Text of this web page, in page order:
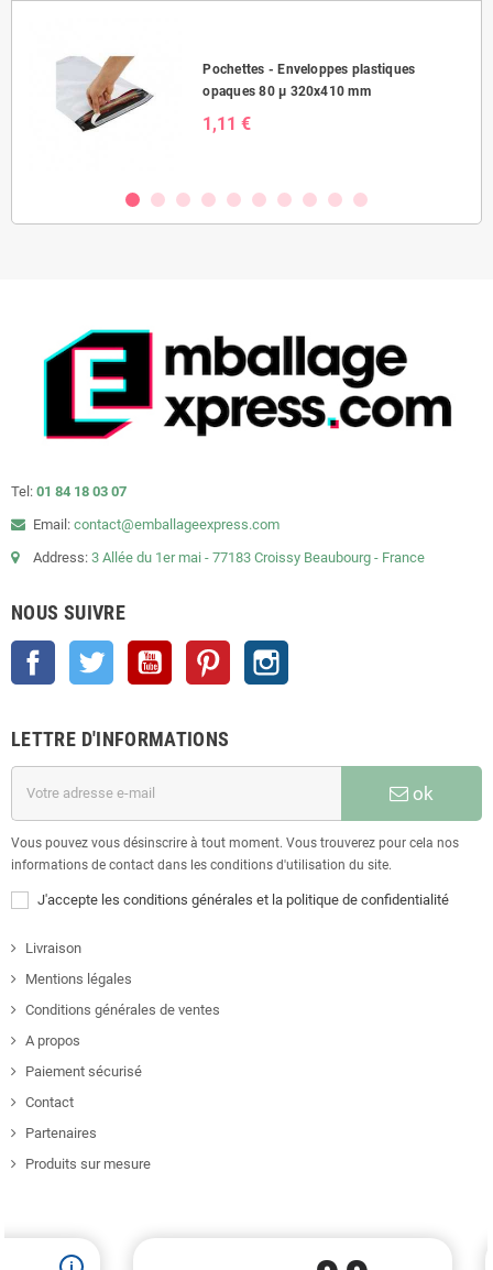
Pochettes - Enveloppes plastiques
opaques 80 µ 320x410 mm
1,11 €
Tel: 01 84 18 03 07
Email: contact@emballageexpress.com
Address: 3 Allée du 1er mai - 77183 Croissy Beaubourg - France
NOUS SUIVRE
Facebook Twitter YouTube Pinterest
LETTRE D'INFORMATIONS
ok
Vous pouvez vous désinscrire à tout moment. Vous trouverez pour cela nos
informations de contact dans les conditions d'utilisation du site.
J'accepte les conditions générales et la politique de confidentialité
Livraison
Mentions légales
Conditions générales de ventes
A propos
Paiement sécurisé
Contact
Partenaires
Produits sur mesure